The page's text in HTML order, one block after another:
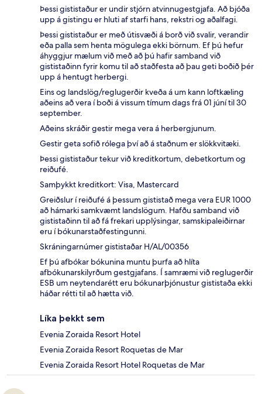
Þessi gististaður er undir stjórn atvinnugestgjafa. Að bjóða
upp á gistingu er hluti af starfi hans, rekstri og aðalfagi.
Þessi gististaður er með útisvæði á borð við svalir, verandir
eða palla sem henta mögulega ekki börnum. Ef þú hefur
áhyggjur mælum við með að þú hafir samband við
gististaðinn fyrir komu til að staðfesta að þau geti boðið þér
upp á hentugt herbergi.
Eins og landslög/reglugerðir kveða á um kann loftkæling
aðeins að vera í boði á vissum tímum dags frá 01 júní til 30
september.
Aðeins skráðir gestir mega vera á herbergjunum.
Gestir geta sofið rólega því að á staðnum er slökkvitæki.
Þessi gististaður tekur við kreditkortum, debetkortum og
reiðufé.
Samþykkt kreditkort: Visa, Mastercard
Greiðslur í reiðufé á þessum gististað mega vera EUR 1000
að hámarki samkvæmt landslögum. Hafðu samband við
gististaðinn til að fá frekari upplýsingar, samskipaleiðirnar
eru í bókunarstaðfestingunni.
Skráningarnúmer gististaðar H/AL/00356
Ef þú afbókar bókunina muntu þurfa að hlíta
afbókunarskilyrðum gestgjafans. Í samræmi við reglugerðir
ESB um neytendarétt eru bókunarþjónustur gististaða ekki
háðar rétti til að hætta við.
Líka þekkt sem
Evenia Zoraida Resort Hotel
Evenia Zoraida Resort Roquetas de Mar
Evenia Zoraida Resort Hotel Roquetas de Mar